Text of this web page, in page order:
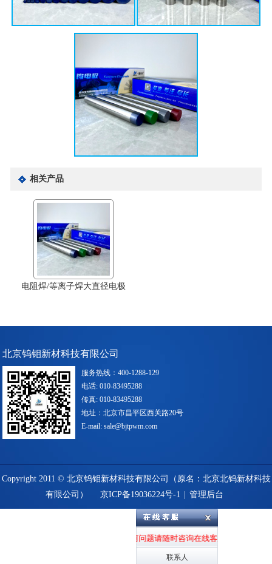
相关产品
电阻焊/等离子焊大直径电极
北京钨钼新材科技有限公司
服务热线：400-1288-129
电话: 010-83495288
传真: 010-83495288
地址：北京市昌平区西关路20号
E-mail: sale@bjtpwm.com
Copyright 2011 © 北京钨钼新材科技有限公司（原名：北京北钨新材科技
有限公司）
京ICP备19036224号-1 管理后台
欢迎光临，如有任何问题请随时咨询在线客服或留言，我们
联系人